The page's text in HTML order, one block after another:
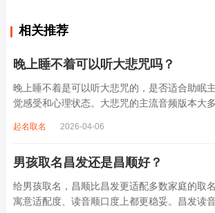
相关推荐
晚上睡不着可以听大悲咒吗？
晚上睡不着是可以听大悲咒的，是否适合助眠
觉感受和心理状态。大悲咒的主流音频版本大
急促的鼓点，这类音频本身具备静心的基础特
起名取名 2026-04-06
男孩取名昌发还是昌顺好？
给男孩取名，昌顺比昌发更适配多数家庭的取
寓意适配度、读音顺口度上都更稳妥。昌发读